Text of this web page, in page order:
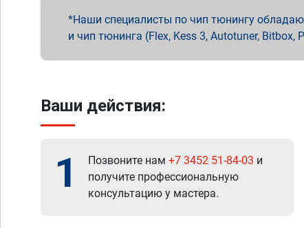
Наши специалисты по чип тюнингу
и чип тюнинга (Flex, Kess 3, Autotuner, Bitbox,
Ваши действия:
1 Позвоните нам +7 3452 51-84-03 и
получите профессиональную
консультацию у мастера.